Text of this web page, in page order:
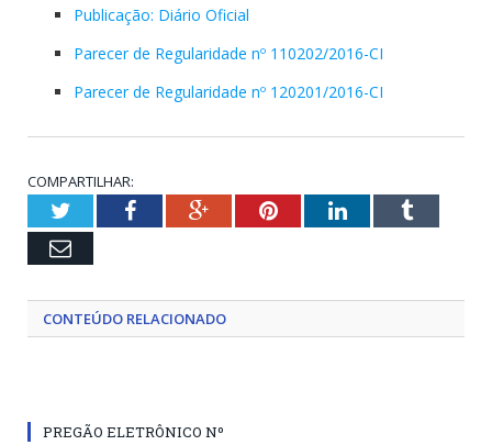
Publicação: Diário Oficial
Parecer de Regularidade nº 110202/2016-CI
Parecer de Regularidade nº 120201/2016-CI
COMPARTILHAR:
TwitterFacebookGoogle+PinterestLinkedInTumblr
Email
CONTEÚDO RELACIONADO
PREGÃO ELETRÔNICO Nº